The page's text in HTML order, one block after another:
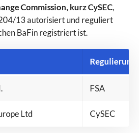
Commission, kurz CySEC,
13 autorisiert und reguliert
BaFin registriert ist.
Regulierung
FSA
Ltd CySEC